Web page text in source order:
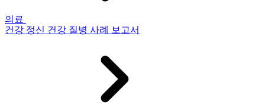
의료
건강 정신 건강 질병 사례 보고서